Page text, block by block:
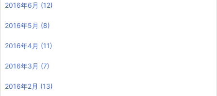
2016年6月 (12)
2016年5月 (8)
2016年4月 (11)
2016年3月 (7)
2016年2月 (13)